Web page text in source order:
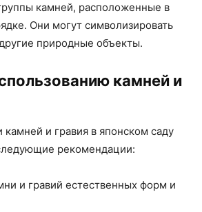
камней, расположенные в
Они могут символизировать
природные объекты.
камней и
камней и гравия в японском саду
рекомендации:
и гравий естественных форм и